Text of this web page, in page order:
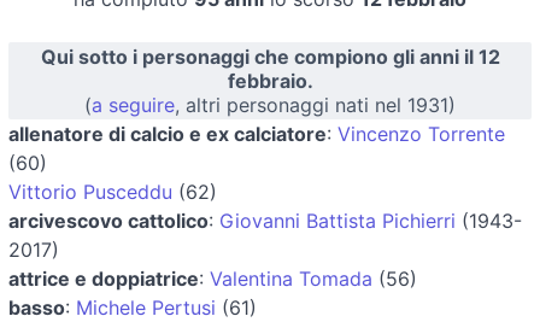
Qui sotto i personaggi che compiono gli anni il 12
febbraio.
(a seguire, altri personaggi nati nel 1931)
allenatore di calcio e ex calciatore: Vincenzo Torrente
(60)
Vittorio Pusceddu (62)
arcivescovo cattolico: Giovanni Battista Pichierri (1943-
2017)
attrice e doppiatrice: Valentina Tomada (56)
basso: Michele Pertusi (61)